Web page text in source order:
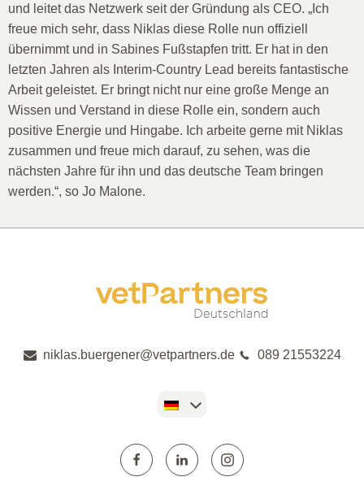
und leitet das Netzwerk seit der Gründung als CEO. „Ich
freue mich sehr, dass Niklas diese Rolle nun offiziell
übernimmt und in Sabines Fußstapfen tritt. Er hat in den
letzten Jahren als Interim-Country Lead bereits fantastische
Arbeit geleistet. Er bringt nicht nur eine große Menge an
Wissen und Verstand in diese Rolle ein, sondern auch
positive Energie und Hingabe. Ich arbeite gerne mit Niklas
zusammen und freue mich darauf, zu sehen, was die
nächsten Jahre für ihn und das deutsche Team bringen
werden.“, so Jo Malone.
niklas.buergener@vetpartners.de 089 21553224